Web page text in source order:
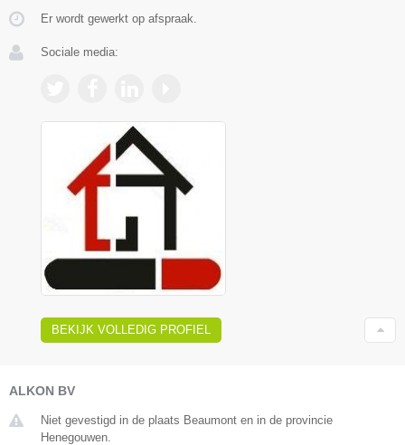
Er wordt gewerkt op afspraak.
Sociale media:
BEKIJK VOLLEDIG PROFIEL
ALKON BV
Niet gevestigd in de plaats Beaumont en in de provincie
Henegouwen.